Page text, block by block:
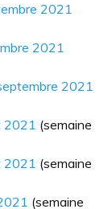
2021
2021
2021
2021 (semaine
2021 (semaine
(semaine